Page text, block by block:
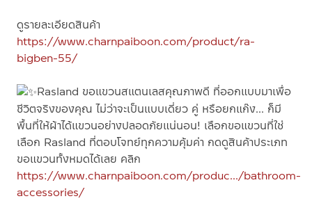
ดูรายละเอียดสินค้า
https://www.charnpaiboon.com/product/ra-
bigben-55/
Rasland ขอแขวนสแตนเลสคุณภาพดี ที่ออกแบบมาเพื่อ
ชีวิตจริงของคุณ ไม่ว่าจะเป็นแบบเดี่ยว คู่ หรือยกแก๊ง... ก็มี
พื้นที่ให้ผ้าได้แขวนอย่างปลอดภัยแน่นอน! เลือกขอแขวนที่ใช่
เลือก Rasland ที่ตอบโจทย์ทุกความคุ้มค่า กดดูสินค้าประเภท
ขอแขวนทั้งหมดได้เลย คลิก
https://www.charnpaiboon.com/produc.../bathroom-
accessories/